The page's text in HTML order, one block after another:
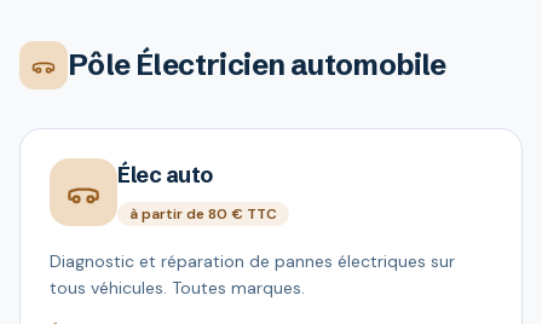
Pôle Électricien automobile
Élec auto
à partir de 80 € TTC
Diagnostic et réparation de pannes électriques sur
tous véhicules. Toutes marques.